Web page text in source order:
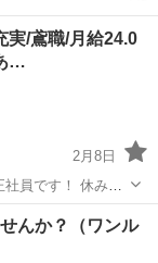
実/鳶職/月給24.0
…
2月8日
社員です！ 休み重
ある程度組み上が
の作業に比べ、早
んか？（ワンル